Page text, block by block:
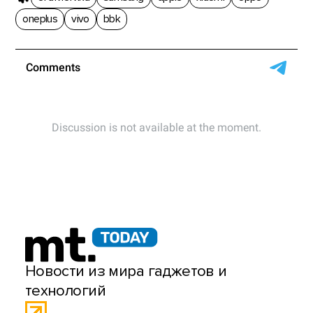
oneplus
vivo bbk
Новости из мира гаджетов и
технологий